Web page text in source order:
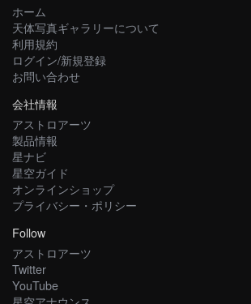
ホーム
天体写真ギャラリーについて
利用規約
ログイン/新規登録
お問い合わせ
会社情報
アストロアーツ
製品情報
星ナビ
星空ガイド
オンラインショップ
プライバシー・ポリシー
Follow
アストロアーツ
Twitter
YouTube